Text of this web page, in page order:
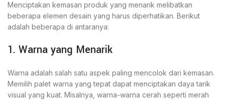
Menciptakan kemasan produk yang menarik melibatkan
beberapa elemen desain yang harus diperhatikan. Berikut
adalah beberapa di antaranya:
1. Warna yang Menarik
Warna adalah salah satu aspek paling mencolok dari kemasan.
Memilih palet warna yang tepat dapat menciptakan daya tarik
visual yang kuat. Misalnya, warna-warna cerah seperti merah